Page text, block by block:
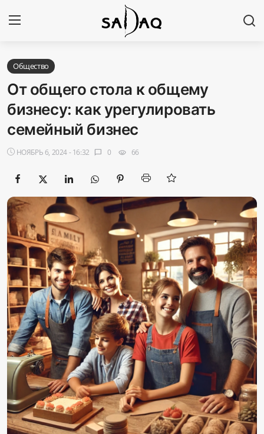
Авторизоваться
Наши контакты
Новости
Политика
Галерея
Экономика
Sadaq TV
Общество
Спорт
Мир
Русский
Общество
От общего стола к общему
бизнесу: как урегулировать
семейный бизнес
НОЯБРЬ 6, 2024 - 16:32 chat_bubble 0 visibility 66